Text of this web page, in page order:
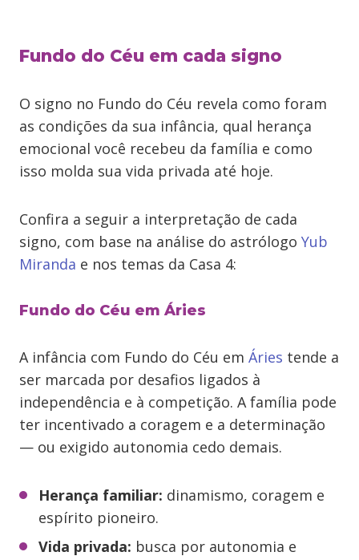
Fundo do Céu em cada signo
O signo no Fundo do Céu revela como foram
as condições da sua infância, qual herança
emocional você recebeu da família e como
isso molda sua vida privada até hoje.
Confira a seguir a interpretação de cada
signo, com base na análise do astrólogo Yub
Miranda e nos temas da Casa 4:
Fundo do Céu em Áries
A infância com Fundo do Céu em Áries tende a
ser marcada por desafios ligados à
independência e à competição. A família pode
ter incentivado a coragem e a determinação
— ou exigido autonomia cedo demais.
Herança familiar: dinamismo, coragem e
espírito pioneiro.
Vida privada: busca por autonomia e